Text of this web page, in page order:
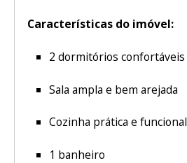
Características do imóvel:
2 dormitórios confortáveis
Sala ampla e bem arejada
Cozinha prática e funcional
1 banheiro